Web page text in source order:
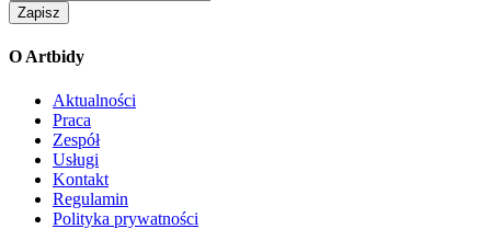
Zapisz
O Artbidy
Aktualności
Praca
Zespół
Usługi
Kontakt
Regulamin
Polityka prywatności